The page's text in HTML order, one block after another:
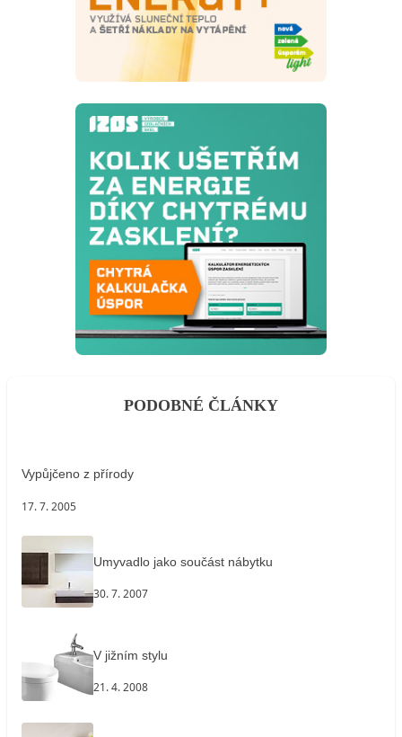
PODOBNÉ ČLÁNKY
Vypůjčeno z přírody
17. 7. 2005
Umyvadlo jako součást nábytku
30. 7. 2007
V jižním stylu
21. 4. 2008